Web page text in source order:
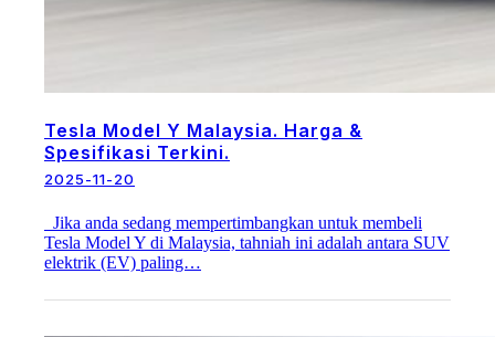
Tesla Model Y Malaysia. Harga &
Spesifikasi Terkini.
2025-11-20
Jika anda sedang mempertimbangkan untuk membeli
Tesla Model Y di Malaysia, tahniah ini adalah antara SUV
elektrik (EV) paling…